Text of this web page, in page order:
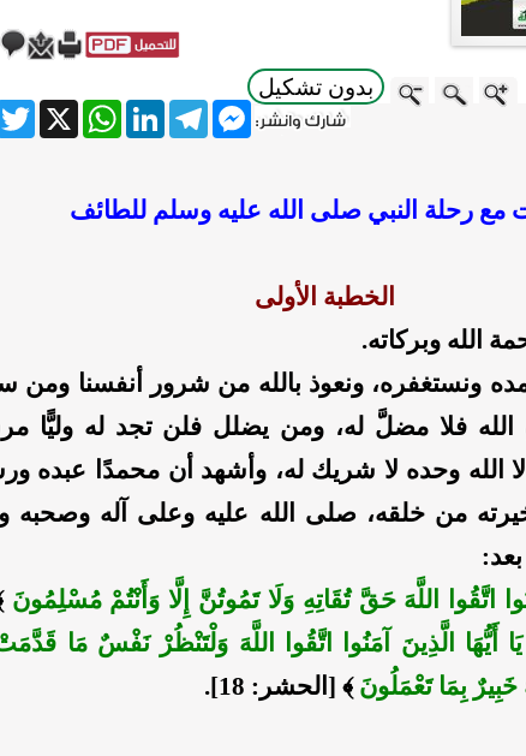
بدون تشكيل
X
WhatsAppLinkedInTelegram
Messenger
مع رحلة النبي صلى الله عليه وسلم للطائف
الخطبة الأولى
الله وبركاته.
ونستغفره، ونعوذ بالله من شرور أنفسنا ومن
الله فلا مضلَّ له، ومن يضلل فلن تجد له وليًّا
الله وحده لا شريك له، وأشهد أن محمدًا عبده
من خلقه، صلى الله عليه وعلى آله وصحبه
بعد:
اتَّقُوا اللَّهَ حَقَّ تُقَاتِهِ وَلَا تَمُوتُنَّ إِلَّا وَأَنْتُمْ مُسْلِمُونَ
يَا أَيُّهَا الَّذِينَ آمَنُوا اتَّقُوا اللَّهَ وَلْتَنْظُرْ نَفْسٌ مَا
خَبِيرٌ بِمَا تَعْمَلُونَ ﴾ [الحشر: 18].